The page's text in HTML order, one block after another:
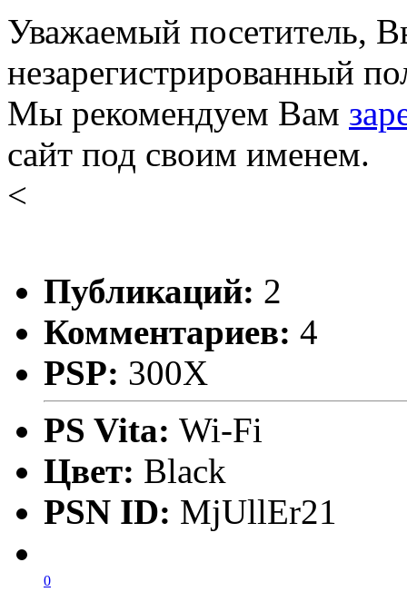
Уважаемый посетитель,
незарегистрированный
Мы рекомендуем Вам
сайт под своим именем.
<
Публикаций: 2
Комментариев: 4
PSP: 300X
PS Vita: Wi-Fi
Цвет: Black
PSN ID: MjUllEr21
0